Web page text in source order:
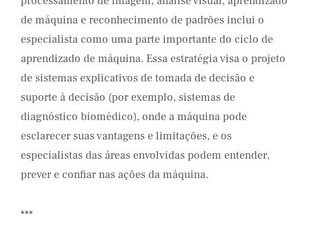
de máquina e reconhecimento de padrões inclui o
especialista como uma parte importante do ciclo de
aprendizado de máquina. Essa estratégia visa o projeto
de sistemas explicativos de tomada de decisão e
suporte à decisão (por exemplo, sistemas de
diagnóstico biomédico), onde a máquina pode
esclarecer suas vantagens e limitações, e os
especialistas das áreas envolvidas podem entender,
prever e confiar nas ações da máquina.
***